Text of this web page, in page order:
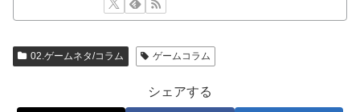
02.ゲームネタ/コラム ゲームコラム
シェアする